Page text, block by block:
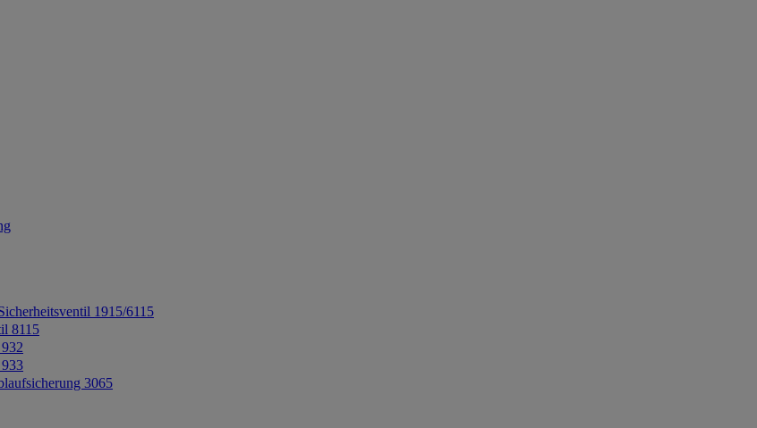
1915/6115
8115
933
3065